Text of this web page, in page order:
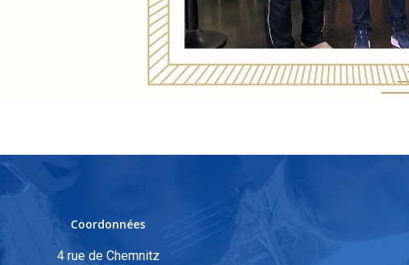
Coordonnées
4 rue de Chemnitz